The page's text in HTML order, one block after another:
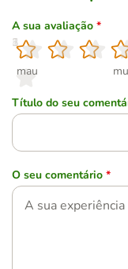
A sua avaliação *
1
mau
2
3
4
5
Título do seu
O seu comentário *